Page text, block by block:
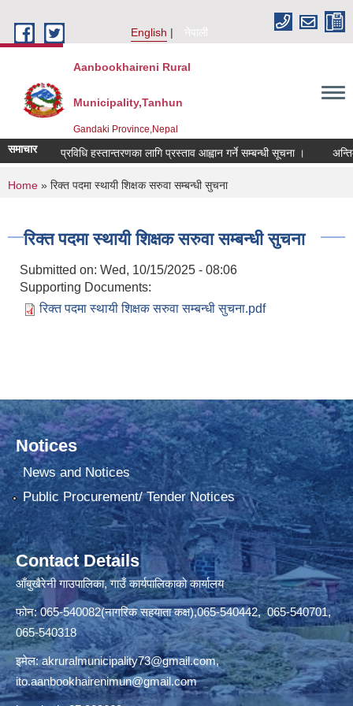
English
नेपाली
Aanbookhaireni Rural
Municipality,Tanhun
Gandaki Province,Nepal
समाचार प्रविधि हस्तान्तरणका लागि प्रस्ताव आह्वान गर्ने सम्बन्धी सूचना ।
You are here
Home » रिक्त पदमा स्थायी शिक्षक सरुवा सम्बन्धी सुचना
रिक्त पदमा स्थायी शिक्षक सरुवा सम्बन्धी सुचना
Submitted on: Wed, 10/15/2025 - 08:06
Supporting Documents:
रिक्त पदमा स्थायी शिक्षक सरुवा सम्बन्धी सुचना.pdf
Notices
News and Notices
Public Procurement/ Tender Notices
Contact Details
आँबुखैरेनी गाउपालिका, गाउँ कार्यपालिकाको कार्यालय
फोन: 065-540082(नागरिक सहयाता कक्ष),065-540442, 065-540701,
065-540318
इमेल:akruralmunicipality73@gmail.com,
ito.aanbookhairenimun@gmail.com